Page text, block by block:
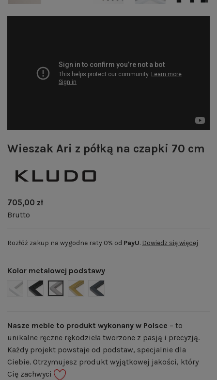
Wieszak Ari z półką na czapki 70 cm
705,00 zł
Brutto
Rozłóż zakup na wygodne raty 0% od PayU. Dowiedz się więcej
Kolor metalowej podstawy
BIAŁY MAT | RAL 9003
CZARNY MAT | RAL 9005
SZARY MAT | RAL 7004
ZŁOTY POŁYSK | RAL 1036
GRAFITOWY MAT | RAL 7024
Nasze meble to produkt wykonany w Polsce – to
unikalne ręczne rękodzieła tworzone z pasją i precyzją.
Każdy projekt powstaje od podstaw, specjalnie dla
Ciebie. Otrzymujesz produkt wyjątkowej jakości, który
Cię zachwyci